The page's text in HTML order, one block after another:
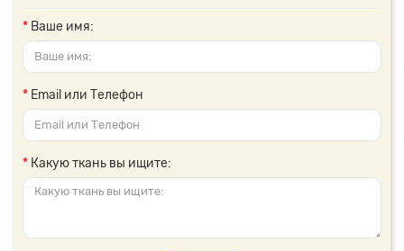
Ваше имя:
Email или Телефон
Какую ткань вы ищите: